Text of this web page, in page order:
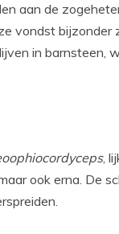
aan de
vondst bijzonder
in barnsteen,
,
ook erna. De